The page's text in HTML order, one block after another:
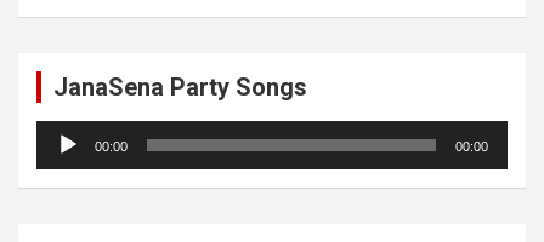
JanaSena Party Songs
Audio
Player
00:00 00:00